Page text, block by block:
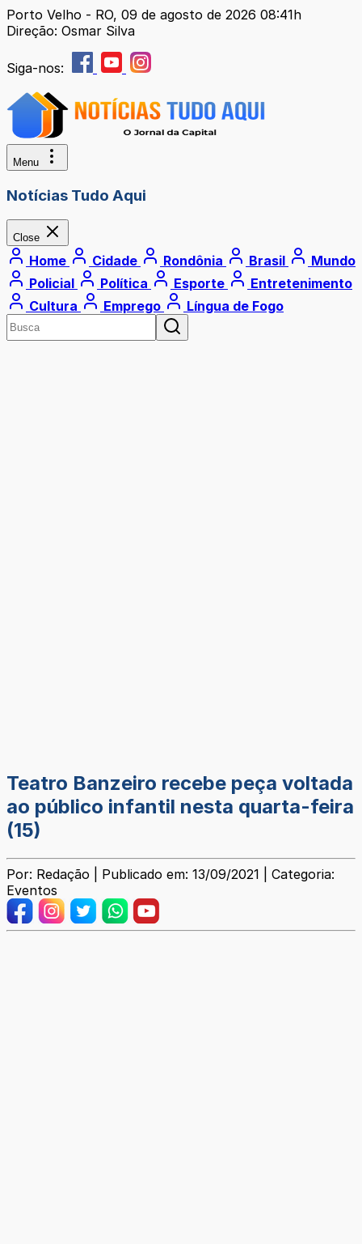
Porto Velho - RO, 09 de agosto de 2026 08:41h
Direção: Osmar Silva
Siga-nos:
Menu
Notícias Tudo Aqui
Close
Home Cidade Rondônia Brasil
Mundo
Policial
Política Esporte
Entretenimento
Cultura
Emprego Língua de Fogo
Teatro Banzeiro recebe peça voltada
ao público infantil nesta quarta-feira
(15)
Por: Redação | Publicado em: 13/09/2021 | Categoria:
Eventos